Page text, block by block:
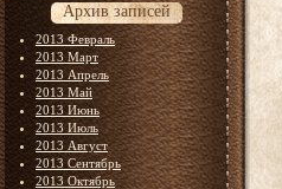
Архив записей
2013 Февраль
2013 Март
2013 Апрель
2013 Май
2013 Июнь
2013 Июль
2013 Август
2013 Сентябрь
2013 Октябрь